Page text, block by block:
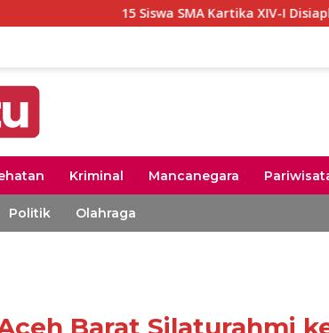
15 Siswa SMA Kartika XIV-I Disiapkan Menjadi
Kriminal Mancanegara
Politik Olahraga